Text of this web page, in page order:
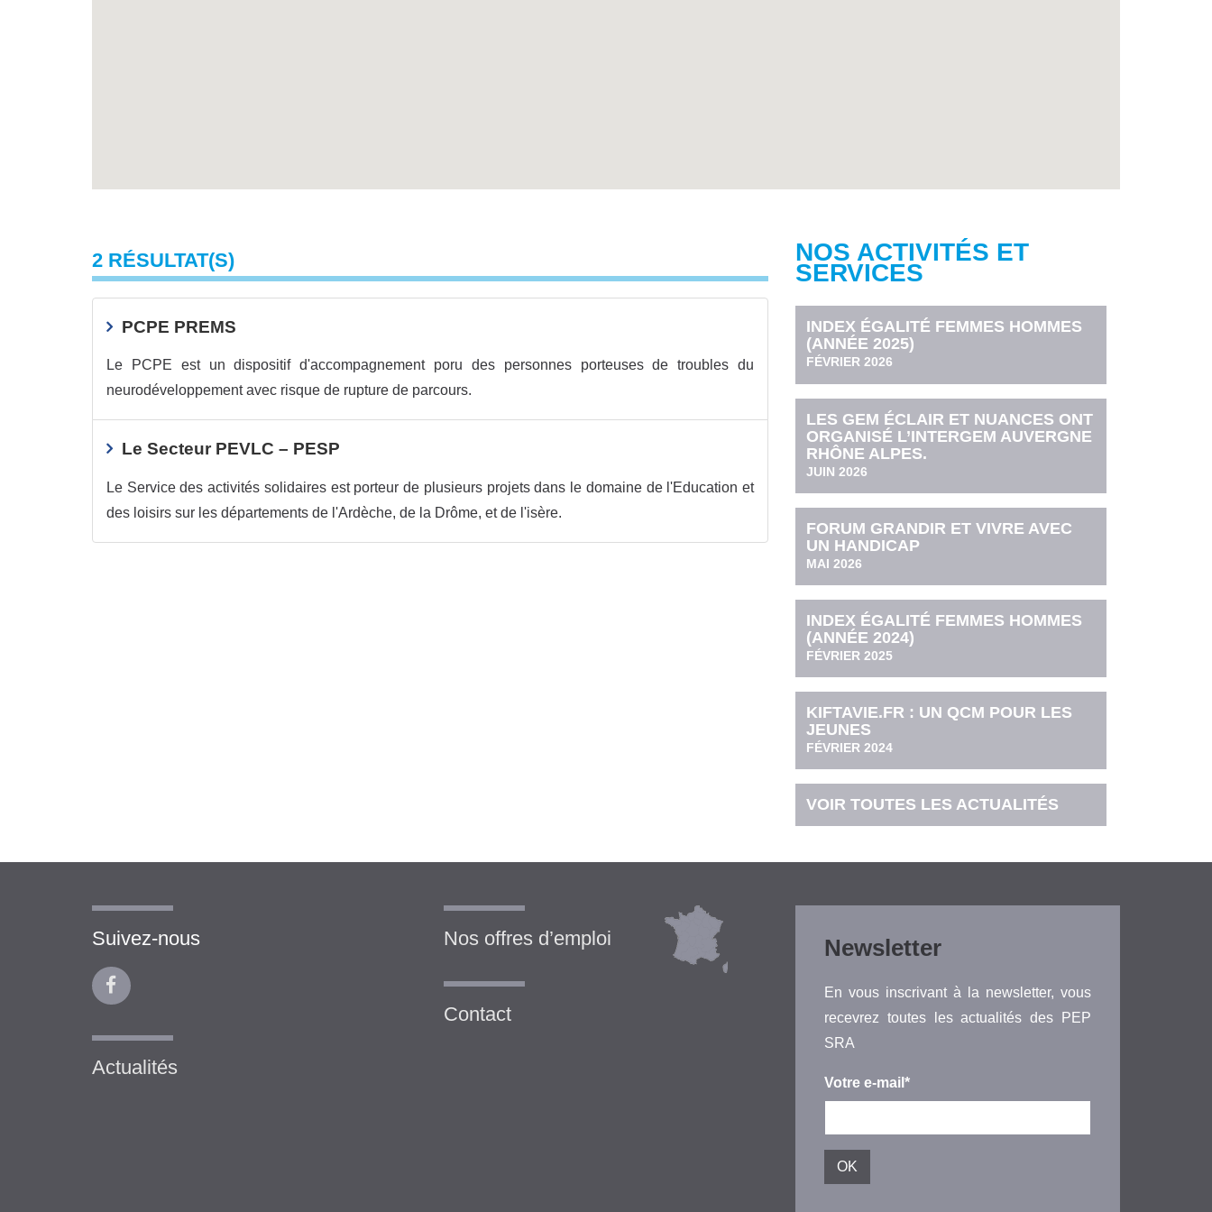
2 RÉSULTAT(S)
PCPE PREMS
Le PCPE est un dispositif d'accompagnement poru des personnes porteuses de troubles du
neurodéveloppement avec risque de rupture de parcours.
Le Secteur PEVLC – PESP
Le Service des activités solidaires est porteur de plusieurs projets dans le domaine de l'Education et
des loisirs sur les départements de l'Ardèche, de la Drôme, et de l'isère.
NOS ACTIVITÉS ET
SERVICES
INDEX ÉGALITÉ FEMMES HOMMES
(ANNÉE 2025)
FÉVRIER 2026
LES GEM ÉCLAIR ET NUANCES ONT
ORGANISÉ L’INTERGEM AUVERGNE
RHÔNE ALPES.
JUIN 2026
FORUM GRANDIR ET VIVRE AVEC
UN HANDICAP
MAI 2026
INDEX ÉGALITÉ FEMMES HOMMES
(ANNÉE 2024)
FÉVRIER 2025
KIFTAVIE.FR : UN QCM POUR LES
JEUNES
FÉVRIER 2024
VOIR TOUTES LES ACTUALITÉS
Suivez-nous
Actualités
Nos offres d’emploi
Contact
Newsletter
En vous inscrivant à la newsletter, vous
recevrez toutes les actualités des PEP
SRA
Votre e-mail*